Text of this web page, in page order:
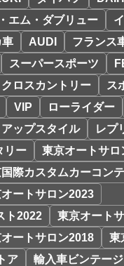
エム・ダブリュー
車 AUDI フランス
スーパースポーツ
クロスカントリー ス
VIP ローライダー
アップスタイル レプ
リー
東京オートサロ
際カスタムカーコン
ートサロン2023
ト2022
東京オート
ートサロン2018
東
ア 輸入車ビンテージ